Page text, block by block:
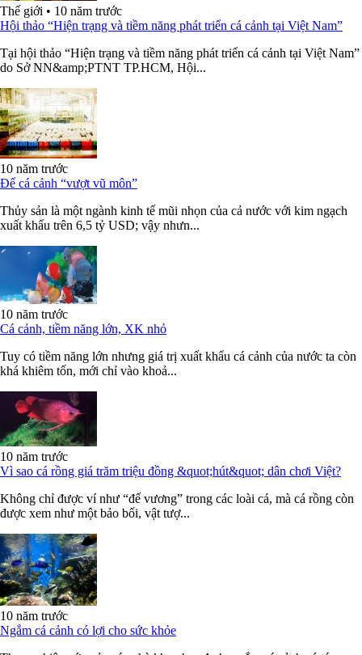
Thế giới • 10 năm trước
Hội thảo “Hiện trạng và tiềm năng phát triển cá cảnh tại Việt Nam”
Tại hội thảo “Hiện trạng và tiềm năng phát triển cá cảnh tại Việt Nam”
do Sở NN&amp;PTNT TP.HCM, Hội...
10 năm trước
Để cá cảnh “vượt vũ môn”
Thủy sản là một ngành kinh tế mũi nhọn của cả nước với kim ngạch
xuất khẩu trên 6,5 tỷ USD; vậy nhưn...
10 năm trước
Cá cảnh, tiềm năng lớn, XK nhỏ
Tuy có tiềm năng lớn nhưng giá trị xuất khẩu cá cảnh của nước ta còn
khá khiêm tốn, mới chỉ vào khoả...
10 năm trước
Vì sao cá rồng giá trăm triệu đồng &quot;hút&quot; dân chơi Việt?
Không chỉ được ví như “đế vương” trong các loài cá, mà cá rồng còn
được xem như một bảo bối, vật tượ...
10 năm trước
Ngắm cá cảnh có lợi cho sức khỏe